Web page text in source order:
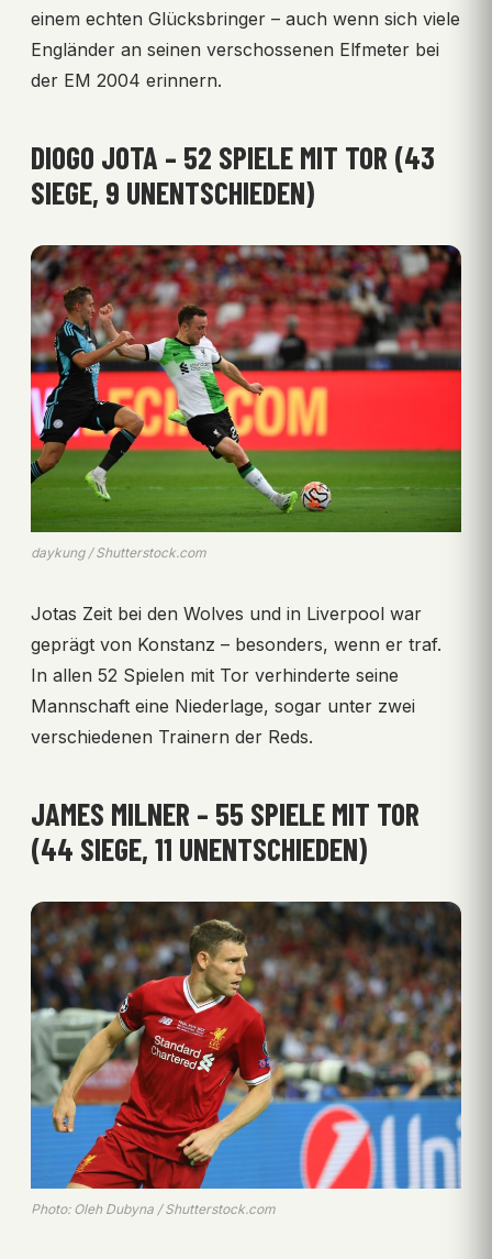
einem echten Glücksbringer – auch wenn sich viele
Engländer an seinen verschossenen Elfmeter bei
der EM 2004 erinnern.
DIOGO JOTA – 52 SPIELE MIT TOR (43
SIEGE, 9 UNENTSCHIEDEN)
daykung / Shutterstock.com
Jotas Zeit bei den Wolves und in Liverpool war
geprägt von Konstanz – besonders, wenn er traf.
In allen 52 Spielen mit Tor verhinderte seine
Mannschaft eine Niederlage, sogar unter zwei
verschiedenen Trainern der Reds.
JAMES MILNER – 55 SPIELE MIT TOR
(44 SIEGE, 11 UNENTSCHIEDEN)
Photo: Oleh Dubyna / Shutterstock.com